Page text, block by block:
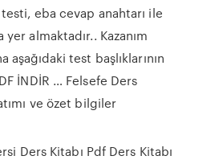
testi, eba cevap anahtarı ile
almaktadır.. Kazanım
aşağıdaki test başlıklarının
İNDİR … Felsefe Ders
ve özet bilgiler
Ders Kitabı Pdf Ders Kitabı